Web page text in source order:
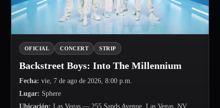
OFICIAL CONCERT STRIP
Backstreet Boys: Into The Millennium
Fecha: vie, 7 de ago de 2026, 8:00 p.m.
Lugar: Sphere
Ubicación: Las Vegas — 255 Sands Avenue, Las Vegas, NV